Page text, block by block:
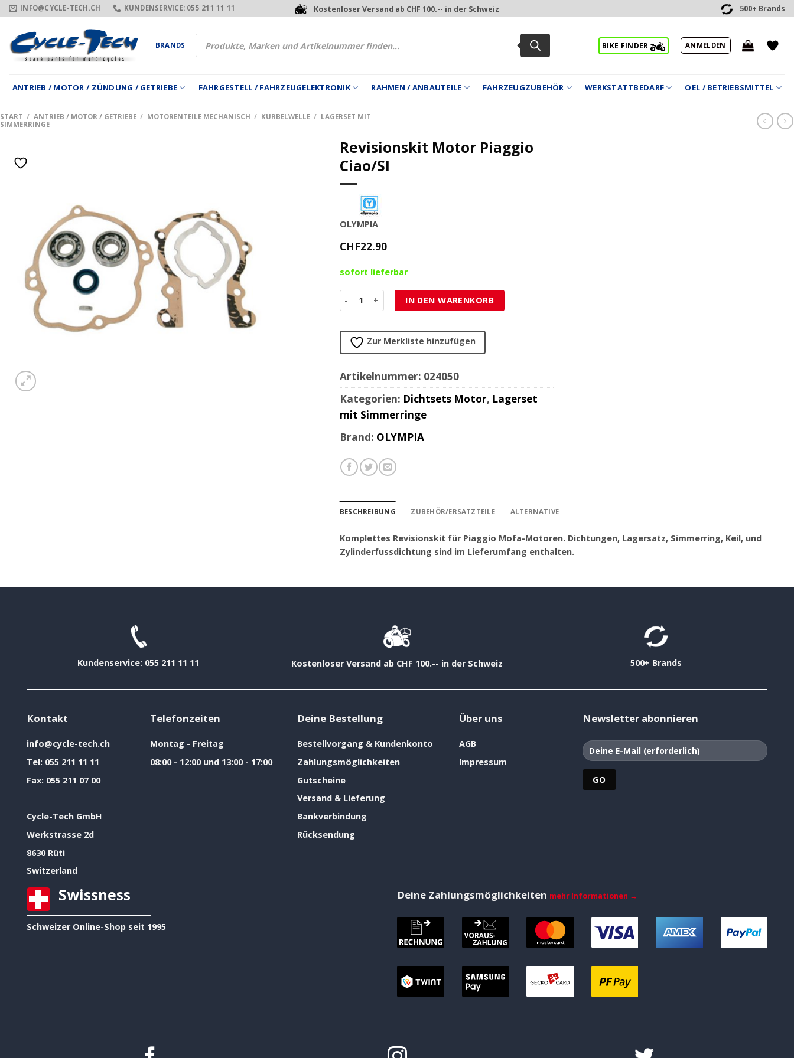
Zum
Inhalt
springen
INFO@CYCLE-TECH.CH KUNDENSERVICE: 055 211 11 11 Kostenloser Versand ab CHF 100.-- in der Schweiz 500+ Brands
BRANDS
Products
search
BIKE FINDER ANMELDEN
ANTRIEB / MOTOR / ZÜNDUNG / GETRIEBE FAHRGESTELL / FAHRZEUGELEKTRONIK RAHMEN / ANBAUTEILE FAHRZEUGZUBEHÖR WERKSTATTBEDARF OEL / BETRIEBSMITTEL
START / ANTRIEB / MOTOR / GETRIEBE / MOTORENTEILE MECHANISCH / KURBELWELLE / LAGERSET MIT
SIMMERRINGE
Revisionskit Motor Piaggio
Ciao/SI
OLYMPIA
CHF22.90
sofort lieferbar
Revisionskit Motor Piaggio Ciao/SI Menge
IN DEN WARENKORB
Zur Merkliste hinzufügen
Artikelnummer: 024050
Kategorien: Dichtsets Motor, Lagerset
mit Simmerringe
Brand: OLYMPIA
BESCHREIBUNG ZUBEHÖR/ERSATZTEILE ALTERNATIVE
Komplettes Revisionskit für Piaggio Mofa-Motoren. Dichtungen, Lagersatz, Simmerring, Keil, und
Zylinderfussdichtung sind im Lieferumfang enthalten.
Kundenservice: 055 211 11 11 Kostenloser Versand ab CHF 100.-- in der Schweiz 500+ Brands
Kontakt
info@cycle-tech.ch
Tel: 055 211 11 11
Fax: 055 211 07 00
Cycle-Tech GmbH
Werkstrasse 2d
8630 Rüti
Switzerland
Telefonzeiten
Montag - Freitag
08:00 - 12:00 und 13:00 - 17:00
Deine Bestellung
Bestellvorgang & Kundenkonto
Zahlungsmöglichkeiten
Gutscheine
Versand & Lieferung
Bankverbindung
Rücksendung
Über uns
AGB
Impressum
Newsletter abonnieren
Swissness
Schweizer Online-Shop seit 1995
Deine Zahlungsmöglichkeiten mehr Informationen →